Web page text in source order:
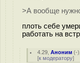
>А вообще
плоть себе
работать на
4.29 ,Аноним (-
[к модератору]